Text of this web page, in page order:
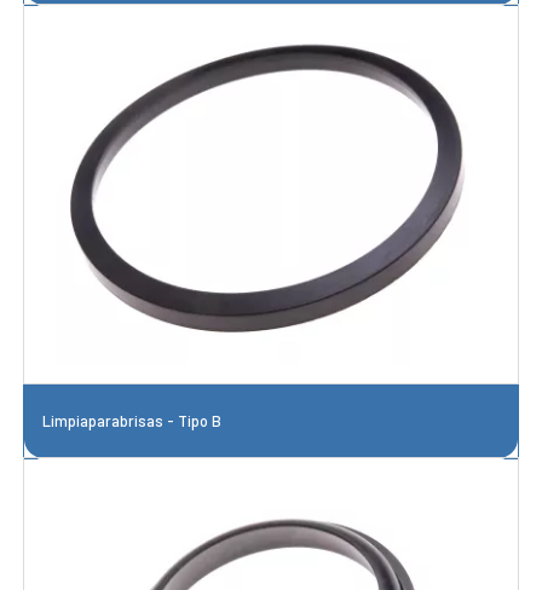
Limpiaparabrisas - Tipo B